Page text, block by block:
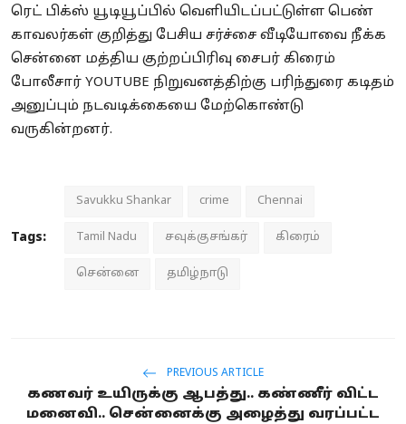
ரெட் பிக்ஸ் யூடியூப்பில் வெளியிடப்பட்டுள்ள பெண்
காவலர்கள் குறித்து பேசிய சர்ச்சை வீடியோவை நீக்க
சென்னை மத்திய குற்றப்பிரிவு சைபர் கிரைம்
போலீசார் YOUTUBE நிறுவனத்திற்கு பரிந்துரை கடிதம்
அனுப்பும் நடவடிக்கையை மேற்கொண்டு
வருகின்றனர்.
Tags:
Savukku Shankar crime Chennai
Tamil Nadu சவுக்குசங்கர் கிரைம்
சென்னை தமிழ்நாடு
PREVIOUS ARTICLE
கணவர் உயிருக்கு ஆபத்து.. கண்ணீர் விட்ட
மனைவி.. சென்னைக்கு அழைத்து வரப்பட்ட